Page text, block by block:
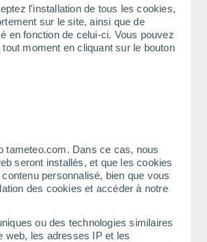
l'installation de tous les cookies,
sur le site, ainsi que de
en fonction de celui-ci. Vous pouvez
moment en cliquant sur le bouton
tameteo.com. Dans ce cas, nous
seront installés, et que les cookies
personnalisé, bien que vous
des cookies et accéder à notre
ou des technologies similaires
web, les adresses IP et les